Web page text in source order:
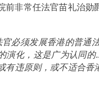
前非常任法官苗礼治勋
官必须发展香港的普通
演化，这是广为认同
有违原则，或不适合